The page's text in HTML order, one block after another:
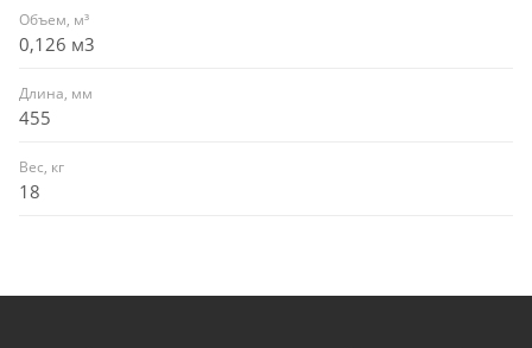
Объем, м³
0,126 м3
Длина, мм
455
Вес, кг
18